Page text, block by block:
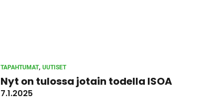
TAPAHTUMAT, UUTISET
Nyt on tulossa jotain todella ISOA
7.1.2025